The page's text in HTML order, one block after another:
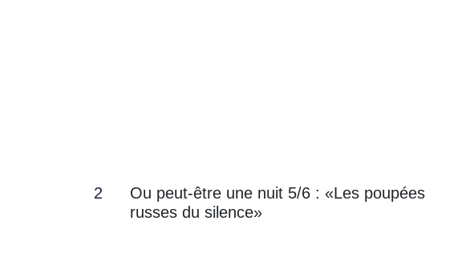
2
Ou peut-être une nuit 5/6 : «Les poupées
russes du silence»